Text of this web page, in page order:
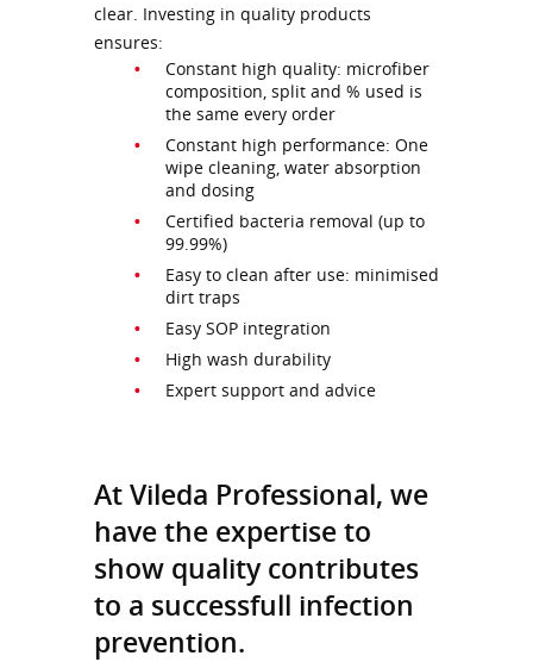
clear. Investing in quality products
ensures:
Constant high quality: microfiber
composition, split and % used is
the same every order
Constant high performance: One
wipe cleaning, water absorption
and dosing
Certified bacteria removal (up to
99.99%)
Easy to clean after use: minimised
dirt traps
Easy SOP integration
High wash durability
Expert support and advice
At Vileda Professional, we
have the expertise to
show quality contributes
to a successfull infection
prevention.